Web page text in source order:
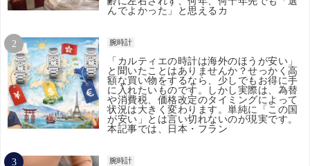
んでよかった」と思えるカ
腕時計
「カルティエの時計は海外のほうが安い」
と聞いたことはありませんか？せっかく高
額な買い物をするなら、少しでもお得に手
に入れたいものです。しかし実際は、為替
や消費税、価格改定のタイミングによって
状況は大きく変わります。単純に「この国
が安い」とは言い切れないのが現実です。
本記事では、日本・フラン
腕時計